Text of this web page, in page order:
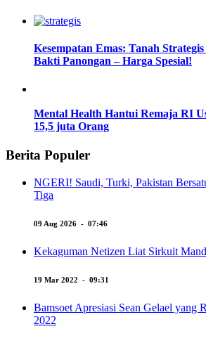
Kesempatan Emas: Tanah
Bakti Panongan – Harga Spesial!
Mental Health Hantui Remaja RI
15,5 juta Orang
Berita Populer
NGERI! Saudi, Turki, Pakistan
Tiga
09 Aug 2026 - 07:46
Kekaguman Netizen Liat Sirkuit
19 Mar 2022 - 09:31
Bamsoet Apresiasi Sean Gelael yang
2022